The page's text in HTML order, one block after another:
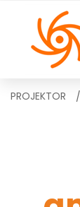
PROJEKTOR